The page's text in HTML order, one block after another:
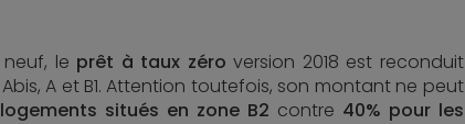
le prêt à taux zéro version 2018 est reconduit
A et B1. Attention toutefois, son montant ne peut
situés en zone B2 contre 40% pour les